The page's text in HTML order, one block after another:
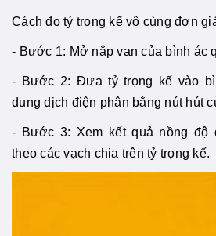
Cách đo tỷ trọng kế vô cùng đơn
- Bước 1: Mở nắp van của bình ác
- Bước 2: Đưa tỷ trọng kế vào
dung dịch điện phân bằng nút hút
- Bước 3: Xem kết quả nồng độ
theo các vạch chia trên tỷ trọng kế.